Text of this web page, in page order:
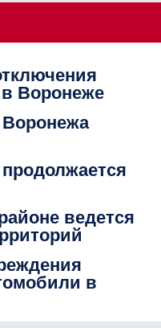
Воронеже
ведется
в